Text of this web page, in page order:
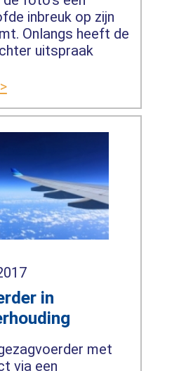
inbreuk op zijn
Onlangs heeft de
uitspraak
in
met
via een